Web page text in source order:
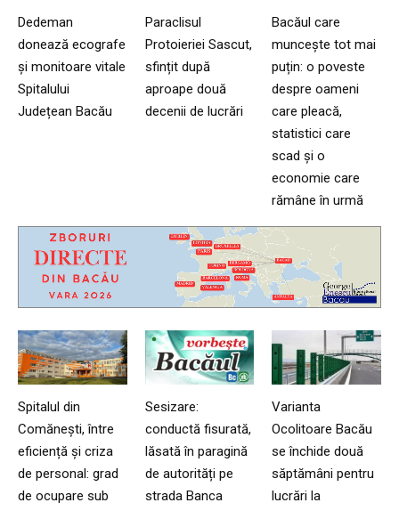
Dedeman
donează ecografe
și monitoare vitale
Spitalului
Județean Bacău
Paraclisul
Protoieriei Sascut,
sfințit după
aproape două
decenii de lucrări
Bacăul care
muncește tot mai
puțin: o poveste
despre oameni
care pleacă,
statistici care
scad și o
economie care
rămâne în urmă
Spitalul din
Comănești, între
eficiență și criza
de personal: grad
de ocupare sub
Sesizare:
conductă fisurată,
lăsată în paragină
de autorități pe
strada Banca
Varianta
Ocolitoare Bacău
se închide două
săptămâni pentru
lucrări la